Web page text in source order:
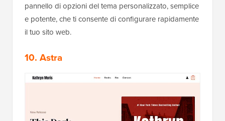
pannello di opzioni del tema personalizzato, semplice
e potente, che ti consente di configurare rapidamente
il tuo sito web.
10. Astra